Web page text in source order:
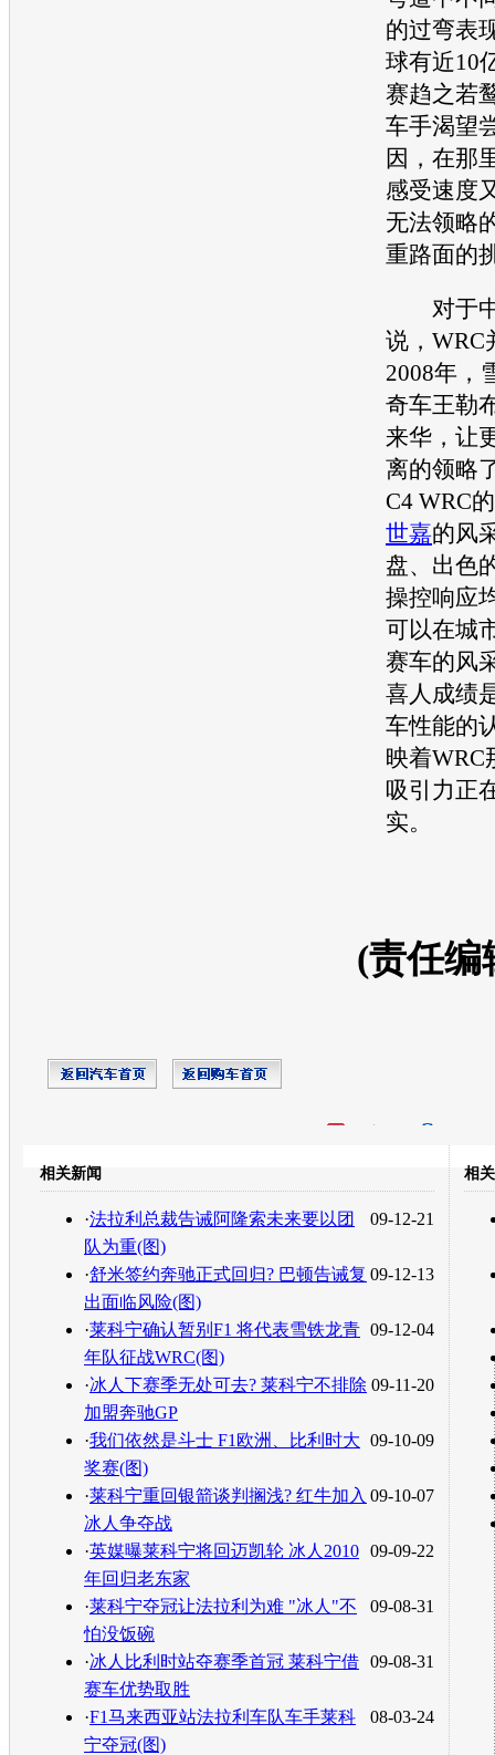
的过弯表
球有近10
赛趋之若
车手渴望
因，在那
感受速度
无法领略
重路面的
对于中
说，WRC
2008年，
奇车王勒
来华，让
离的领略
C4 WRC
世嘉的风
盘、出色
操控响应
可以在城
赛车的风
喜人成绩
车性能的
映着WRC
吸引力正
实。
(责任编
转发至：
相关新闻
09-12-21
·法拉利总裁告诫阿隆索未来要以团
队为重(图)
09-12-13
·舒米签约奔驰正式回归? 巴顿告诫复
出面临风险(图)
09-12-04
·莱科宁确认暂别F1 将代表雪铁龙青
年队征战WRC(图)
09-11-20
·冰人下赛季无处可去? 莱科宁不排除
加盟奔驰GP
09-10-09
·我们依然是斗士 F1欧洲、比利时大
奖赛(图)
09-10-07
·莱科宁重回银箭谈判搁浅? 红牛加入
冰人争夺战
09-09-22
·英媒曝莱科宁将回迈凯轮 冰人2010
年回归老东家
09-08-31
·莱科宁夺冠让法拉利为难 "冰人"不
怕没饭碗
09-08-31
·冰人比利时站夺赛季首冠 莱科宁借
赛车优势取胜
08-03-24
·F1马来西亚站法拉利车队车手莱科
宁夺冠(图)
相